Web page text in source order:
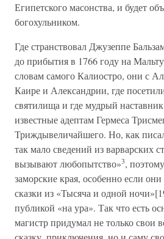
Египетского масонства, и будет
богохульником.
Где странствовал Джузеппе
до прибытия в 1766 году на
словам самого Калиостро, они с
Каире и Александрии, где
святилища и где мудрый
известные адептам Гермеса
Триждывеличайшего. Но, как
так мало сведений из варварских
вызывают любопытство»3,
заморские края, особенно если
сказки из «Тысяча и одной
публикой «на ура». Так что есть
магистр придумал не только свои